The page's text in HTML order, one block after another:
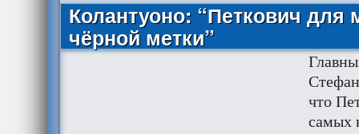
Колантуоно: “Петкович для
чёрной метки”
что
самых